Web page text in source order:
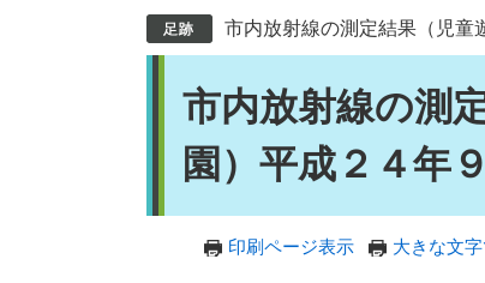
市内放射線の測定結果（児童
市内放射線の測
園）平成２４年
印刷ページ表示 大きな文